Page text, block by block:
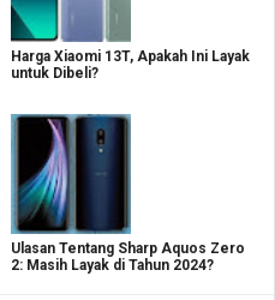
Harga Xiaomi 13T, Apakah Ini Layak
untuk Dibeli?
Ulasan Tentang Sharp Aquos Zero
2: Masih Layak di Tahun 2024?